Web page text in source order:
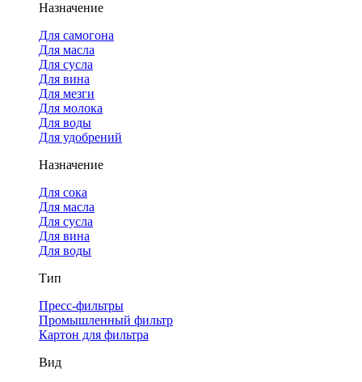
Назначение
Для самогона
Для масла
Для сусла
Для вина
Для мезги
Для молока
Для воды
Для удобрений
Назначение
Для сока
Для масла
Для сусла
Для вина
Для воды
Тип
Пресс-фильтры
Промышленный фильтр
Картон для фильтра
Вид